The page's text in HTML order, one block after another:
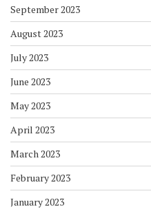
September 2023
August 2023
July 2023
June 2023
May 2023
April 2023
March 2023
February 2023
January 2023